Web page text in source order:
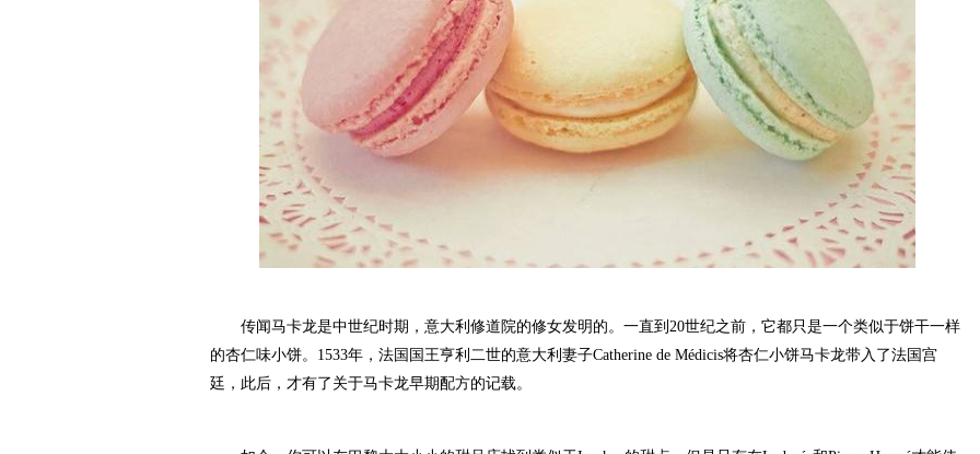
传闻马卡龙是中世纪时期，意大利修道院的修女发明的。一直到20世纪之前，它都只是一个类似于饼干一样
的杏仁味小饼。1533年，法国国王亨利二世的意大利妻子Catherine de Médicis将杏仁小饼马卡龙带入了法国宫
廷，此后，才有了关于马卡龙早期配方的记载。